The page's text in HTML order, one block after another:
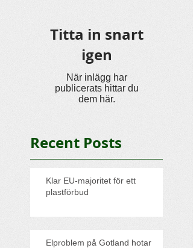
Recent Posts
Titta in snart
igen
När inlägg har
publicerats hittar du
dem här.
Klar EU-majoritet för ett
plastförbud
Elproblem på Gotland hotar